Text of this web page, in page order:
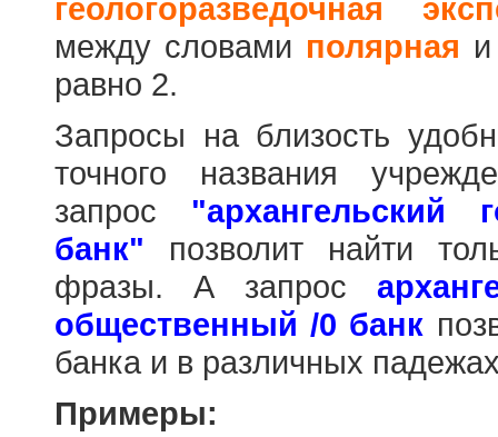
геологоразведочная
между словами полярная
равно 2.
Запросы на близость
точного названия
запрос "архангельский
банк" позволит найти
фразы. А запрос
общественный /0 банк
банка и в различных
Примеры: